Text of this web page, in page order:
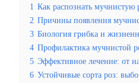
1 Как распознать мучнистую
2 Причины появления
3 Биология грибка и
4 Профилактика мучнистой
5 Эффективное лечение: от
6 Устойчивые сорта роз: